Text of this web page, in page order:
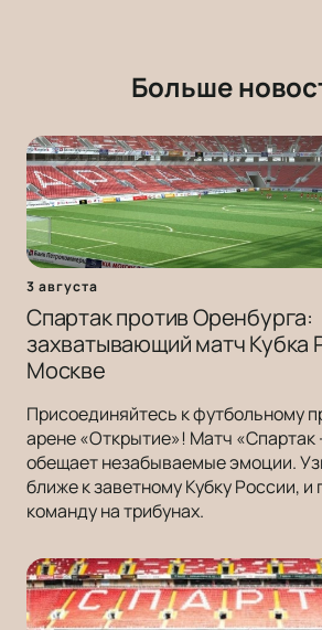
Больше
3 августа
Спартак против Оренбурга:
захватывающий матч Кубка
Москве
Присоединяйтесь к футбольному
арене «Открытие»! Матч «Спартак
обещает незабываемые эмоции.
ближе к заветному Кубку России,
команду на трибунах.